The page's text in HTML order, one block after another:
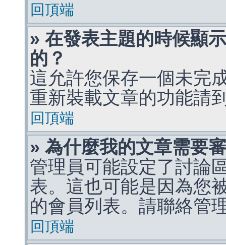
回頂端
» 在發表主題的時候顯
的？
這允許您保存一個未完
重新裝載文章的功能請
回頂端
» 為什麼我的文章需要
管理員可能設定了討論
表。這也可能是因為您
的會員列表。請聯絡管
回頂端